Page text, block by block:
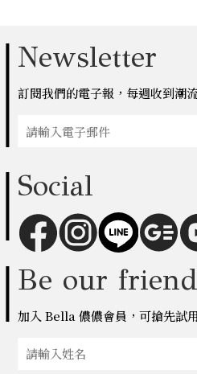
Newsletter
訂閱我們的電子報，每週收到潮
Social
Be our friend
加入 Bella 儂儂會員，可搶先試